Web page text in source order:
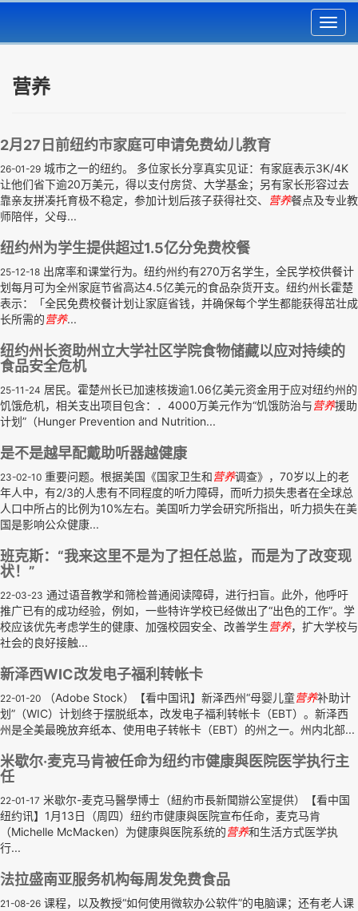
营养
2月27日前纽约市家庭可申请免费幼儿教育
26-01-29 城市之一的纽约。 多位家长分享真实见证：有家庭表示3K/4K
让他们省下逾20万美元，得以支付房贷、大学基金；另有家长形容过去
靠亲友拼凑托育极不稳定，参加计划后孩子获得社交、
营养餐点及专业教
师陪伴，父母...
纽约州为学生提供超过1.5亿分免费校餐
25-12-18 出席率和课堂行为。纽约州约有270万名学生，全民学校供餐计
划每月可为全州家庭节省高达4.5亿美元的食品杂货开支。纽约州长霍楚
表示：「全民免费校餐计划让家庭省钱，并确保每个学生都能获得茁壮成
长所需的营养...
纽约州长资助州立大学社区学院食物储藏以应对持续的
食品安全危机
25-11-24 居民。霍楚州长已加速核拨逾1.06亿美元资金用于应对纽约州的
饥饿危机，相关支出项目包含：．4000万美元作为“饥饿防治与营养援助
计划”（Hunger Prevention and Nutrition...
是不是越早配戴助听器越健康
23-02-10 重要问题。根据美国《国家卫生和营养调查》，70岁以上的老
年人中，有2/3的人患有不同程度的听力障碍，而听力损失患者在全球总
人口中所占的比例为10%左右。美国听力学会研究所指出，听力损失在美
国是影响公众健康...
班克斯：“我来这里不是为了担任总监，而是为了改变现
状！”
22-03-23 通过语音教学和筛检普通阅读障碍，进行扫盲。此外，他呼吁
推广已有的成功经验，例如，一些特许学校已经做出了“出色的工作”。学
校应该优先考虑学生的健康、加强校园安全、改善学生营养，扩大学校与
社会的良好接触...
新泽西WIC改发电子福利转帐卡
22-01-20 （Adobe Stock）【看中国讯】新泽西州“母婴儿童营养补助计
划”（WIC）计划终于摆脱纸本，改发电子福利转帐卡（EBT）。新泽西
州是全美最晚放弃纸本、使用电子转帐卡（EBT）的州之一。州内北部...
米歇尔·麦克马肯被任命为纽约市健康與医院医学执行主
任
22-01-17 米歇尔-麦克马醫學博士（紐約市長新聞辦公室提供）【看中国
纽约讯】1月13日（周四）纽约市健康與医院宣布任命，麦克马肯
（Michelle McMacken）为健康與医院系统的营养和生活方式医学执
行...
法拉盛南亚服务机构每周发免费食品
21-08-26 课程，以及教授“如何使用微软办公软件”的电脑课；还有老人课